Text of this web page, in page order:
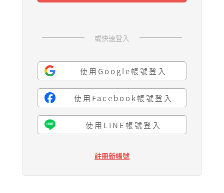
或快速登入
使用Google帳號登入
使用Facebook帳號登入
使用LINE帳號登入
註冊新帳號